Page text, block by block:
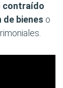
contraído
de bienes o